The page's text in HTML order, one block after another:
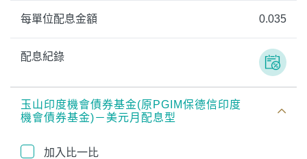
每單位配息金額 0.035
配息紀錄
玉山印度機會債券基金(原PGIM保德信印度
機會債券基金)－美元月配息型
加入比一比